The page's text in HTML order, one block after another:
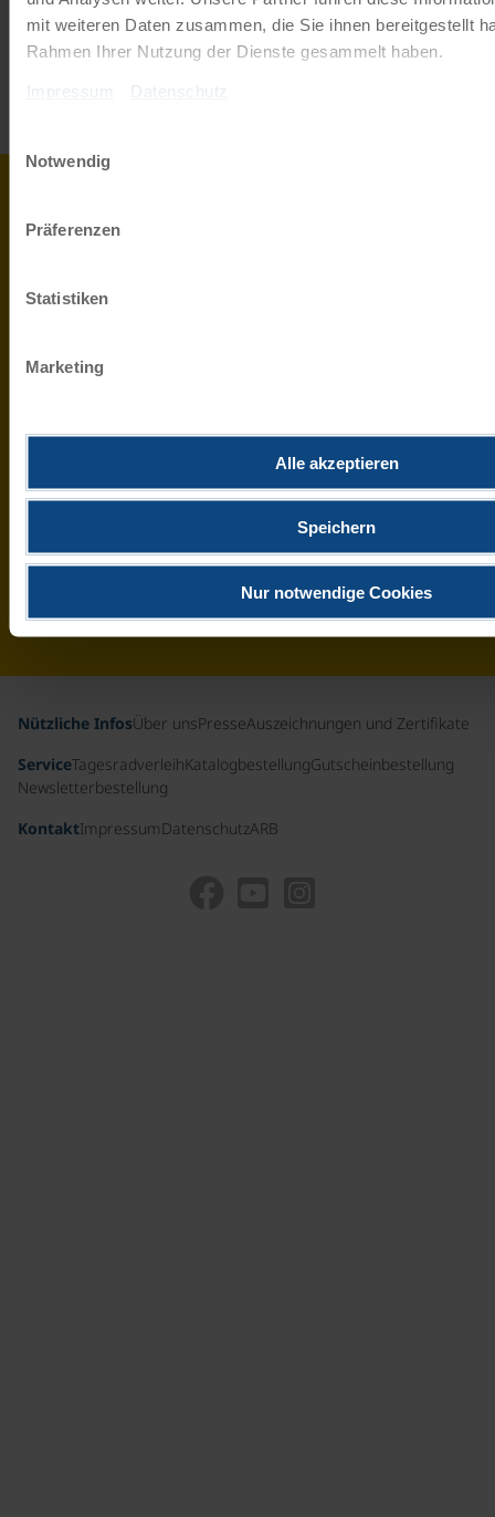
mit weiteren Daten zusammen, die Sie ihnen bereitgestellt
Rahmen Ihrer Nutzung der Dienste gesammelt haben.
Impressum Datenschutz
Notwendig
Präferenzen
Statistiken
Marketing
Alle akzeptieren
Speichern
Nur notwendige Cookies
aktuellsten Stand!
JETZT ANMELDEN
HABEN SIE
HELFEN
400
27 70
Kostenfreie
Hotline
aus
Deutschland
& der
Schweiz
Nützliche InfosÜber unsPresseAuszeichnungen und Zertifikate
ServiceTagesradverleihKatalogbestellungGutscheinbestellung
Newsletterbestellung
KontaktImpressumDatenschutzARB